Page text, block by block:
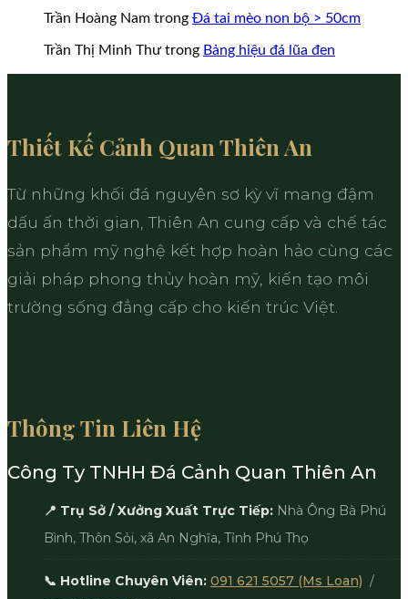
Trần Hoàng Nam trong Đá tai mèo non bộ > 50cm
Trần Thị Minh Thưtrong Bảng hiệu đá lũa đen
Thiết Kế Cảnh Quan Thiên An
Từ những khối đá nguyên sơ kỳ vĩ mang đậm
dấu ấn thời gian, Thiên An cung cấp và chế tác
sản phẩm mỹ nghệ kết hợp hoàn hảo cùng các
giải pháp phong thủy hoàn mỹ, kiến tạo môi
trường sống đẳng cấp cho kiến trúc Việt.
Thông Tin Liên Hệ
Công Ty TNHH Đá Cảnh Quan Thiên An
📍 Trụ Sở / Xưởng Xuất Trực Tiếp: Nhà Ông Bà Phú
Bình, Thôn Sỏi, xã An Nghĩa, Tỉnh Phú Thọ
📞 Hotline Chuyên Viên: 091 621 5057 (Ms Loan) /